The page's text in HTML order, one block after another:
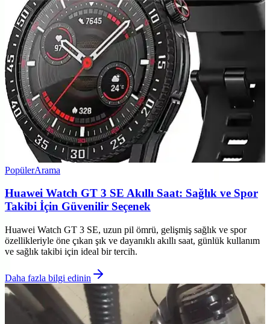
PopülerArama
Huawei Watch GT 3 SE Akıllı Saat: Sağlık ve Spor
Takibi İçin Güvenilir Seçenek
Huawei Watch GT 3 SE, uzun pil ömrü, gelişmiş sağlık ve spor
özellikleriyle öne çıkan şık ve dayanıklı akıllı saat, günlük kullanım
ve sağlık takibi için ideal bir tercih.
Daha fazla bilgi edinin